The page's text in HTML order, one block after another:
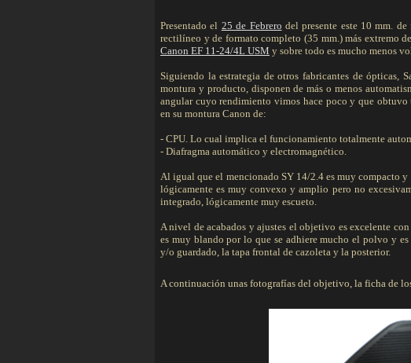
Presentado el 25 de Febrero del presente este 10 mm.
rectilíneo y de formato completo (35 mm.) más extremo
Canon EF 11-24/4L USM y sobre todo es mucho menos
Siguiendo la estrategia de otros fabricantes de ópticas,
montura y producto, disponen de más o menos
angular cuyo rendimiento vimos hace poco y que
en su montura Canon de:
- CPU. Lo cual implica el funcionamiento totalmente
- Diafragma automático y electromagnético.
Al igual que el mencionado SY 14/2.4 es muy compacto
lógicamente es muy convexo y amplio pero no
integrado, lógicamente muy escueto.
A nivel de acabados y ajustes el objetivo es excelente
es muy blando por lo que se adhiere mucho el polvo y
y/o guardado, la tapa frontal de cazoleta y la posterior.
A continuación unas fotografías del objetivo, la ficha de